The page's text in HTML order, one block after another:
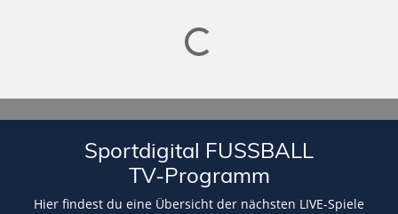
Lade SPORTDIGITAL+ Mediathek
Sportdigital FUSSBALL
TV-Programm
Hier findest du eine Übersicht der nächsten LIVE-Spiele